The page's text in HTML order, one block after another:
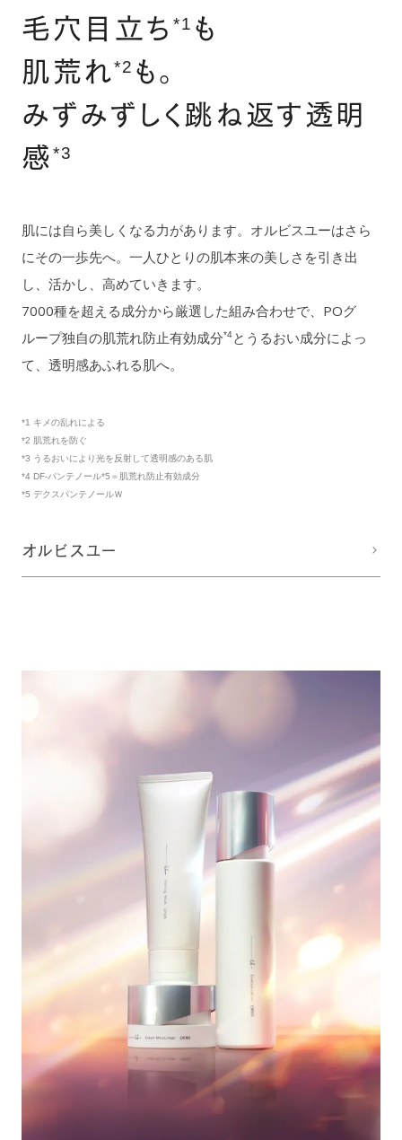
毛 穴 目 立 ち *1 も
肌荒れ*2 も。
みずみず し く 跳 ね 返す 透 明
感*3
肌には自ら美しくなる力があります。オルビスユーはさら
にその一歩先へ。一人ひとりの肌本来の美しさを引き出
し、活かし、高めていきます。
7000種を超える成分から厳選した組み合わせで、POグ
ループ独自の肌荒れ防止有効成分*4とうるおい成分によっ
て、透明感あふれる肌へ。
*1 キメの乱れによる
*2 肌荒れを防ぐ
*3 うるおいにより光を反射して透明感のある肌
*4 DF-パンテノール*5＝肌荒れ防止有効成分
*5 デクスパンテノールＷ
オルビスユー